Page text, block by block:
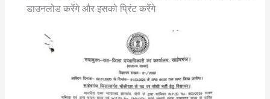
डाउनलोड करेंगे और इसको प्रिंट करेंगे